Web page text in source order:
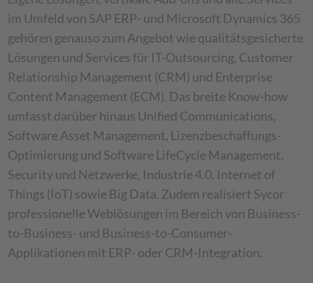
im Umfeld von SAP ERP- und Microsoft Dynamics 365
gehören genauso zum Angebot wie qualitätsgesicherte
Lösungen und Services für IT-Outsourcing, Customer
Relationship Management (CRM) und Enterprise
Content Management (ECM). Das breite Know-how
umfasst darüber hinaus Unified Communications,
Software Asset Management, Lizenzbeschaffungs-
Optimierung und Software LifeCycle Management,
Security und Netzwerke, Industrie 4.0, Internet of
Things (IoT) sowie Big Data. Zudem realisiert Sycor
professionelle Weblösungen im Bereich von Business-
to-Business- und Business-to-Consumer-
Applikationen mit ERP- oder CRM-Integration.